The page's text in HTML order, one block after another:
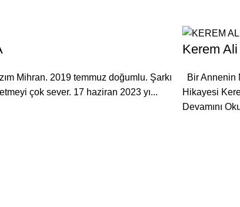
Mihran. 2019 temmuz doğumlu. Şarkı
çok sever. 17 haziran 2023 yı...
Kerem
Bir Annenin
Hikayesi
Devamını